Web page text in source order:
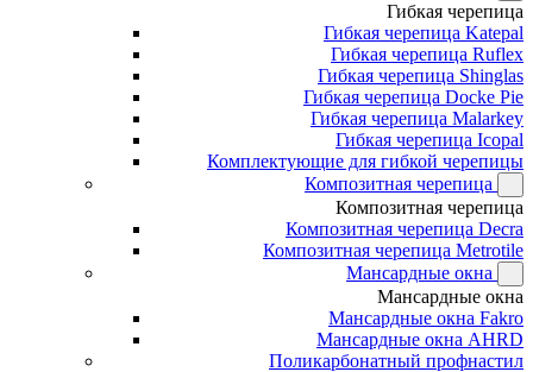
Гибкая черепица
Гибкая черепица Katepal
Гибкая черепица Ruflex
Гибкая черепица Shinglas
Гибкая черепица Docke Pie
Гибкая черепица Malarkey
Гибкая черепица Icopal
Комплектующие для гибкой черепицы
Композитная черепица
Композитная черепица
Композитная черепица Decra
Композитная черепица Metrotile
Мансардные окна
Мансардные окна
Мансардные окна Fakro
Мансардные окна AHRD
Поликарбонатный профнастил